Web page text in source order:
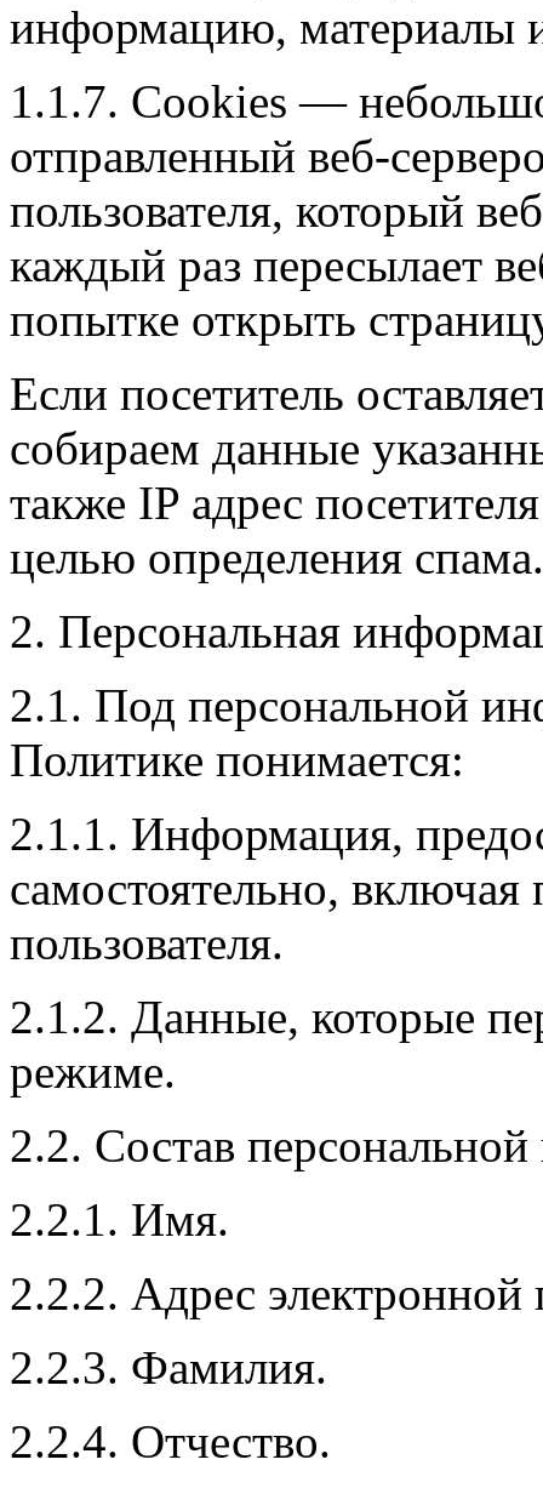
информацию, материалы
1.1.7. Cookies —
отправленный веб-
пользователя, который
каждый раз пересылает
попытке открыть
Если посетитель
собираем данные
также IP адрес
целью определения спама.
2. Персональная
2.1. Под персональной
Политике понимается:
2.1.1. Информация,
самостоятельно,
пользователя.
2.1.2. Данные, которые
режиме.
2.2. Состав
2.2.1. Имя.
2.2.2. Адрес
2.2.3. Фамилия.
2.2.4. Отчество.